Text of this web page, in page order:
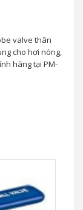
valve thân
cho hơi nóng,
hãng tại PM-